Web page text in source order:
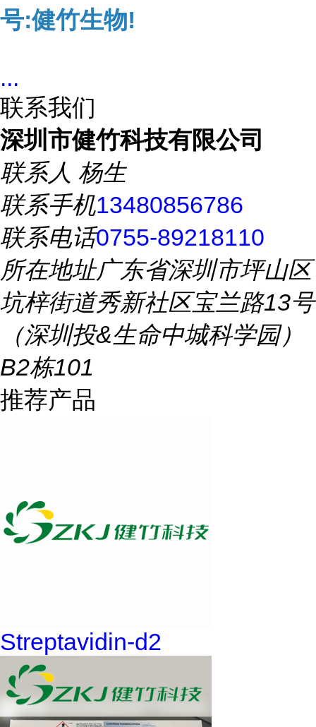
号:健竹生物!
...
联系我们
深圳市健竹科技有限公司
联系人 杨生
联系手机13480856786
联系电话0755-89218110
所在地址广东省深圳市坪山区
坑梓街道秀新社区宝兰路13号
（深圳投&生命中城科学园）
B2栋101
推荐产品
Streptavidin-d2